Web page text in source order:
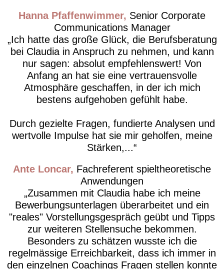
Hanna Pfaffenwimmer Senior Corporate
Communications Manager
Ich hatte das große Glück, die Berufsberatung
bei Claudia in Anspruch zu nehmen, und kann
nur sagen: absolut empfehlenswert! Von
Anfang an hat sie eine vertrauensvolle
Atmosphäre geschaffen, in der ich mich
bestens aufgehoben gefühlt habe.
Durch gezielte Fragen, fundierte Analysen und
wertvolle Impulse hat sie mir geholfen, meine
Stärken,...
Ante Loncar Fachreferent spieltheoretische
Anwendungen
Zusammen mit Claudia habe ich meine
Bewerbungsunterlagen überarbeitet und ein
"reales" Vorstellungsgespräch geübt und Tipps
zur weiteren Stellensuche bekommen.
Besonders zu schätzen wusste ich die
regelmässige Erreichbarkeit, dass ich immer in
den einzelnen Coachings Fragen stellen konnte